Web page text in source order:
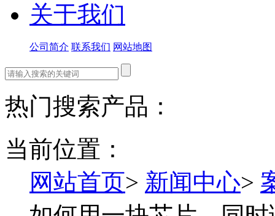
关于我们
公司简介 联系我们 网站地图
热门搜索产品：
当前位置：
网站首页> 新闻中心>